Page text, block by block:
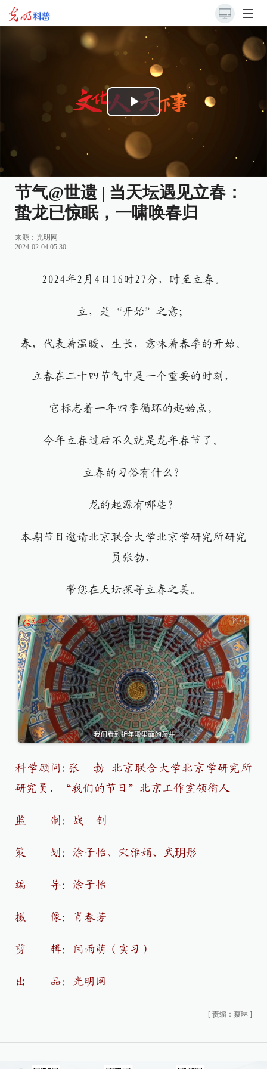
Play
Video
节气@世遗 | 当天坛遇见立春：
蛰龙已惊眠，一啸唤春归
来源： 光明网
2024-02-04 05:30
2024年2月4日16时27分，时至立春。
立，是“开始”之意；
春，代表着温暖、生长，意味着春季的开始。
立春在二十四节气中是一个重要的时刻，
它标志着一年四季循环的起始点。
今年立春过后不久就是龙年春节了。
立春的习俗有什么？
龙的起源有哪些？
本期节目邀请北京联合大学北京学研究所研究
员张勃，
带您在天坛探寻立春之美。
科学顾问:张 勃 北京联合大学北京学研究所
研究员、“我们的节日”北京工作室领衔人
监 制：战 钊
策 划：涂子怡、宋雅娟、武玥彤
编 导：涂子怡
摄 像：肖春芳
剪 辑：闫雨萌（实习）
出 品：光明网
[ 责编：蔡琳 ]